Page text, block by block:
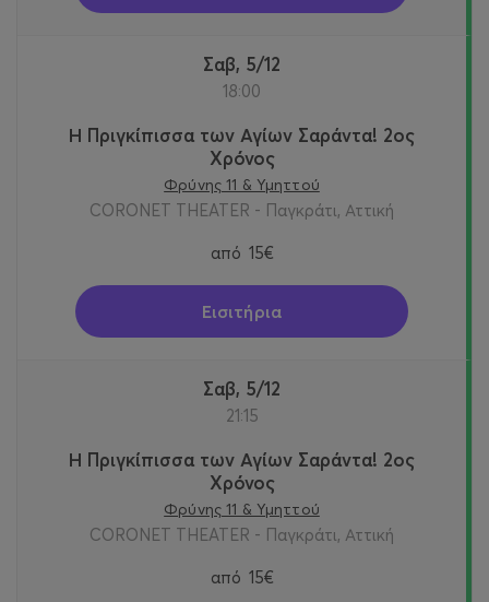
Σαβ, 5/12
18:00
Η Πριγκίπισσα των Αγίων Σαράντα! 2oς
Χρόνος
Φρύνης 11 & Υμηττού
CORONET THEATER - Παγκράτι, Αττική
από 15€
Εισιτήρια
Σαβ, 5/12
21:15
Η Πριγκίπισσα των Αγίων Σαράντα! 2oς
Χρόνος
Φρύνης 11 & Υμηττού
CORONET THEATER - Παγκράτι, Αττική
από 15€